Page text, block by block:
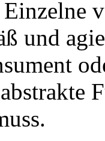
und